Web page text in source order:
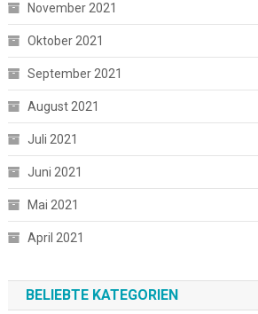
November 2021
Oktober 2021
September 2021
August 2021
Juli 2021
Juni 2021
Mai 2021
April 2021
BELIEBTE KATEGORIEN